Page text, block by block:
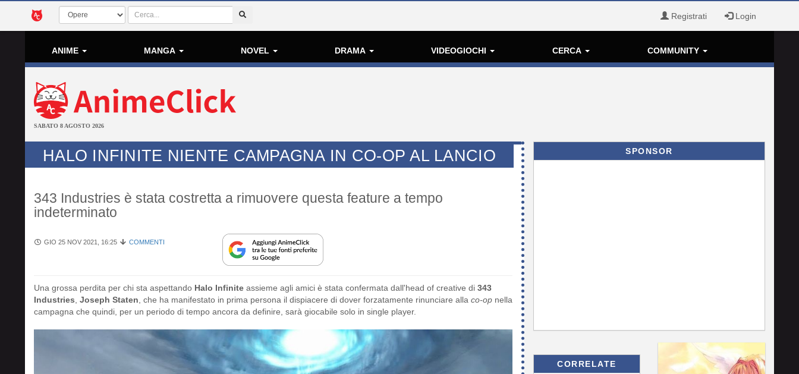
Registrati Login
ANIME MANGA NOVEL DRAMA VIDEOGIOCHI CERCA COMMUNITY
SABATO 8 AGOSTO 2026
HALO INFINITE NIENTE CAMPAGNA IN CO-OP AL LANCIO
343 Industries è stata costretta a rimuovere questa feature a tempo
indeterminato
GIO 25 NOV 2021, 16:25 COMMENTI
Una grossa perdita per chi sta aspettando Halo Infinite assieme agli amici è stata confermata dall'head of creative di 343
Industries Joseph Staten , che ha manifestato in prima persona il dispiacere di dover forzatamente rinunciare alla co-op nella
campagna che quindi, per un periodo di tempo ancora da definire, sarà giocabile solo in single player.
SPONSOR
CORRELATE